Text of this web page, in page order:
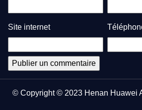
Site internet
© Copyright © 2023 Henan Huawei